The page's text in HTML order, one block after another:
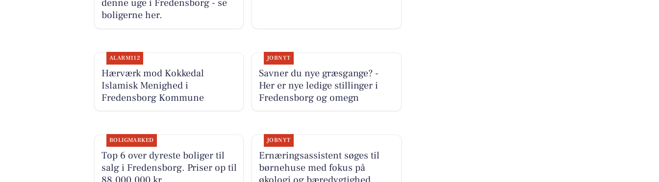
denne uge i Fredensborg - se
boligerne her.
ALARM112
Hærværk mod Kokkedal
Islamisk Menighed i
Fredensborg Kommune
JOBNYT
Savner du nye græsgange? -
Her er nye ledige stillinger i
Fredensborg og omegn
BOLIGMARKED
Top 6 over dyreste boliger til
salg i Fredensborg. Priser op til
JOBNYT
Ernæringsassistent søges til
børnehuse med fokus på